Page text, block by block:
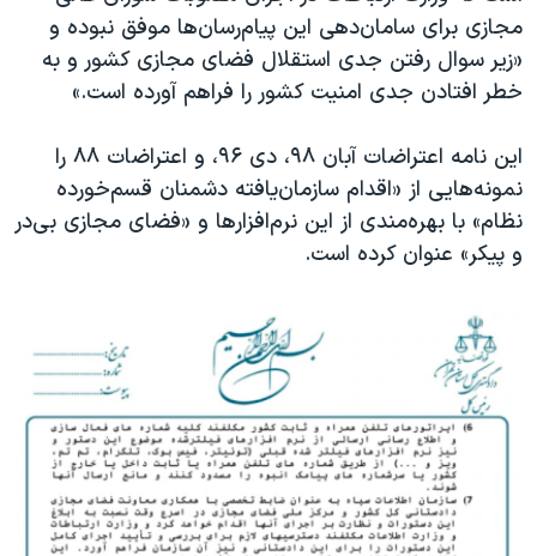
مجازی برای سامان‌دهی این پیام‌رسان‌ها موفق نبوده و
«زیر سوال رفتن جدی استقلال فضای مجازی کشور و به
خطر افتادن جدی امنیت کشور را فراهم آورده است.»
این نامه اعتراضات آبان ۹۸، دی ۹۶، و اعتراضات ۸۸ را
نمونه‌هایی از «اقدام سازمان‌یافته دشمنان قسم‌خورده
نظام» با بهره‌مندی از این نرم‌افزارها و «فضای مجازی بی‌در
و پیکر» عنوان کرده است.